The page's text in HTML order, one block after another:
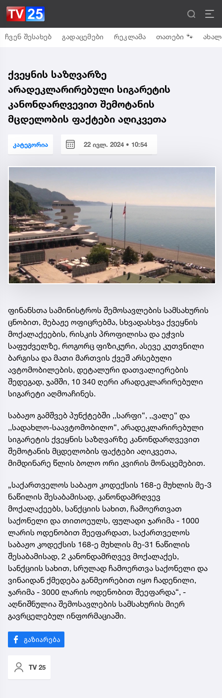
ჩვენ შესახებ გადაცემები რეკლამა თათები 🐾
ქვეყნის საზღვარზე
არადეკლარირებული სიგარეტის
კანონდარღვევით შემოტანის
მცდელობის ფაქტები აღიკვეთა
კატეგორია 22 ივლ. 2024 • 10:54
ფინანსთა სამინისტროს შემოსავლების სამსახურის
ცნობით, მებაჟე ოფიცრებმა, სხვადასხვა ქვეყნის
მოქალაქეების, რისკის პროფილისა და ეჭვის
საფუძველზე, როგორც ფიზიკური, ასევე კუთვნილი
ბარგისა და მათი მართვის ქვეშ არსებული
ავტომობილების, დეტალური დათვალიერების
შედეგად, ჯამში, 10 340 ღერი არადეკლარირებული
სიგარეტი აღმოაჩინეს.
საბაჟო გამშვებ პუნქტებში ,,სარფი“, ,,ვალე“ და
,,სადახლო-საავტომობილო“, არადეკლარირებული
სიგარეტის ქვეყნის საზღვარზე კანონდარღვევით
შემოტანის მცდელობის ფაქტები აღიკვეთა,
მიმდინარე წლის ბოლო ორი კვირის მონაცემებით.
„საქართველოს საბაჟო კოდექსის 168-ე მუხლის მე-3
ნაწილის შესაბამისად, კანონდამრღვევ
მოქალაქეებს, სანქციის სახით, ჩამოერთვათ
საქონელი და თითოეულს, ფულადი ჯარიმა - 1000
ლარის ოდენობით შეეფარდათ, საქართველოს
საბაჟო კოდექსის 168-ე მუხლის მე-31 ნაწილის
შესაბამისად, 2 კანონდამრღვევ მოქალაქეს,
სანქციის სახით, სრულად ჩამოერთვა საქონელი და
ვინაიდან ქმედება განმეორებით იყო ჩადენილი,
ჯარიმა - 3000 ლარის ოდენობით შეეფარდა“, -
აღნიშნულია შემოსავლების სამსახურის მიერ
გავრცელებულ ინფორმაციაში.
TV 25